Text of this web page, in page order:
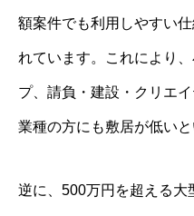
額案件でも利用しやすい
れています。これにより
プ、請負・建設・クリエ
業種の方にも敷居が低い
逆に、500万円を超える大